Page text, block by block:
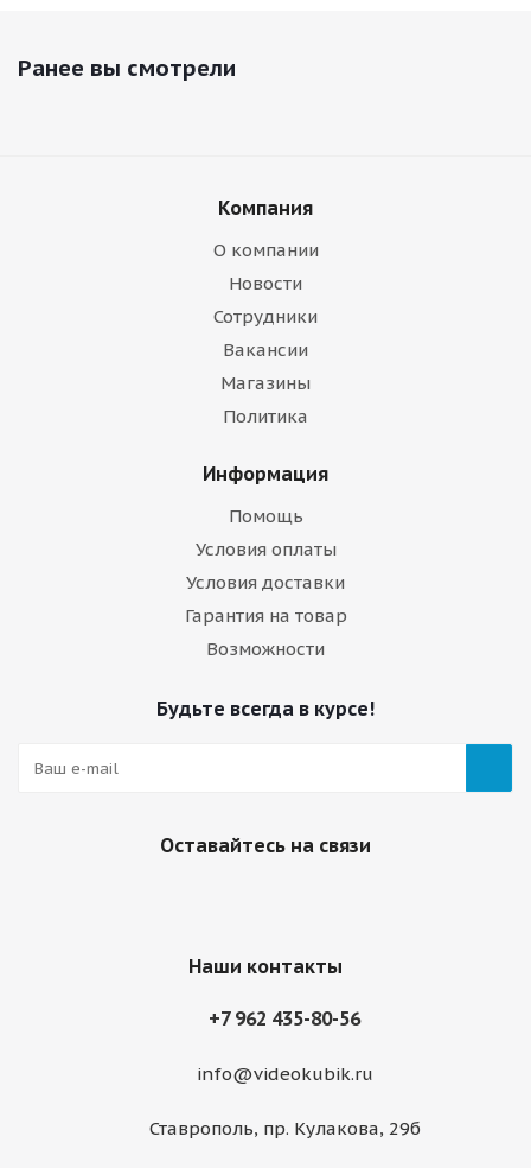
Ранее вы смотрели
Компания
О компании
Новости
Сотрудники
Вакансии
Магазины
Политика
Информация
Помощь
Условия оплаты
Условия доставки
Гарантия на товар
Возможности
Будьте всегда в курсе!
Оставайтесь на связи
Наши контакты
+7 962 435-80-56
info@videokubik.ru
Ставрополь, ​пр. Кулакова, 29б